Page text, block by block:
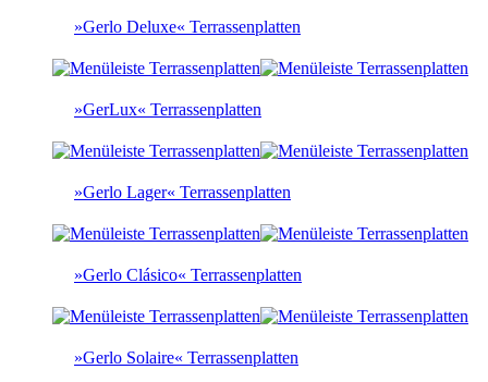
»Gerlo Deluxe« Terrassenplatten
»GerLux« Terrassenplatten
»Gerlo Lager« Terrassenplatten
»Gerlo Clásico« Terrassenplatten
»Gerlo Solaire« Terrassenplatten